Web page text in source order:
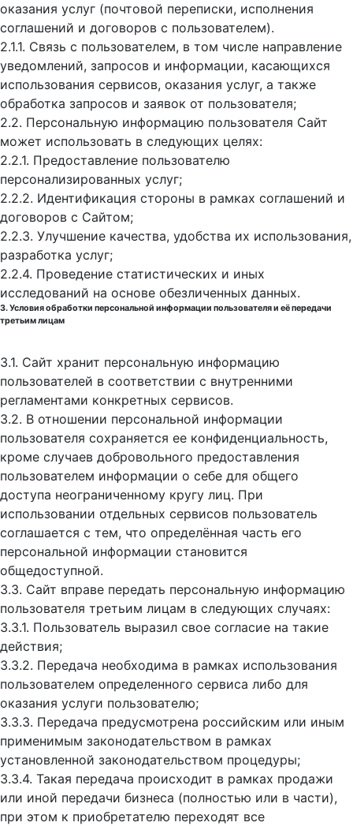
оказания услуг (почтовой переписки, исполнения
соглашений и договоров с пользователем).
2.1.1. Связь с пользователем, в том числе направление
уведомлений, запросов и информации, касающихся
использования сервисов, оказания услуг, а также
обработка запросов и заявок от пользователя;
2.2. Персональную информацию пользователя Сайт
может использовать в следующих целях:
2.2.1. Предоставление пользователю
персонализированных услуг;
2.2.2. Идентификация стороны в рамках соглашений и
договоров с Сайтом;
2.2.3. Улучшение качества, удобства их использования,
разработка услуг;
2.2.4. Проведение статистических и иных
исследований на основе обезличенных данных.
3. Условия обработки персональной информации пользователя и её передачи
третьим лицам
3.1. Сайт хранит персональную информацию
пользователей в соответствии с внутренними
регламентами конкретных сервисов.
3.2. В отношении персональной информации
пользователя сохраняется ее конфиденциальность,
кроме случаев добровольного предоставления
пользователем информации о себе для общего
доступа неограниченному кругу лиц. При
использовании отдельных сервисов пользователь
соглашается с тем, что определённая часть его
персональной информации становится
общедоступной.
3.3. Сайт вправе передать персональную информацию
пользователя третьим лицам в следующих случаях:
3.3.1. Пользователь выразил свое согласие на такие
действия;
3.3.2. Передача необходима в рамках использования
пользователем определенного сервиса либо для
оказания услуги пользователю;
3.3.3. Передача предусмотрена российским или иным
применимым законодательством в рамках
установленной законодательством процедуры;
3.3.4. Такая передача происходит в рамках продажи
или иной передачи бизнеса (полностью или в части),
при этом к приобретателю переходят все